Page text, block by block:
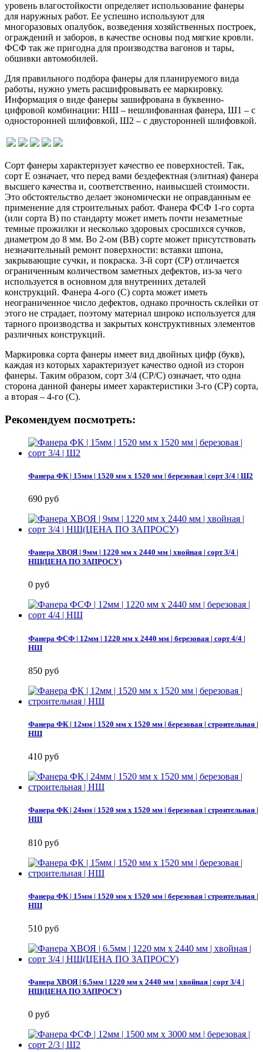
уровень влагостойкости определяет использование фанеры
для наружных работ. Ее успешно используют для
многоразовых опалубок, возведения хозяйственных построек,
ограждений и заборов, в качестве основы под мягкие кровли.
ФСФ так же пригодна для производства вагонов и тары,
обшивки автомобилей.
Для правильного подбора фанеры для планируемого вида
работы, нужно уметь расшифровывать ее маркировку.
Информация о виде фанеры зашифрована в буквенно-
цифровой комбинации: НШ – нешлифованная фанера, Ш1 – с
односторонней шлифовкой, Ш2 – с двусторонней шлифовкой.
Сорт фанеры характеризует качество ее поверхностей. Так,
сорт Е означает, что перед вами бездефектная (элитная) фанера
высшего качества и, соответственно, наивысшей стоимости.
Это обстоятельство делает экономически не оправданным ее
применение для строительных работ. Фанера ФСФ 1-го сорта
(или сорта В) по стандарту может иметь почти незаметные
темные прожилки и несколько здоровых сросшихся сучков,
диаметром до 8 мм. Во 2-ом (ВВ) сорте может присутствовать
незначительный ремонт поверхности: вставки шпона,
закрывающие сучки, и покраска. 3-й сорт (СР) отличается
ограниченным количеством заметных дефектов, из-за чего
используется в основном для внутренних деталей
конструкций. Фанера 4-ого (С) сорта может иметь
неограниченное число дефектов, однако прочность склейки от
этого не страдает, поэтому материал широко используется для
тарного производства и закрытых конструктивных элементов
различных конструкций.
Маркировка сорта фанеры имеет вид двойных цифр (букв),
каждая из которых характеризует качество одной из сторон
фанеры. Таким образом, сорт 3/4 (СР/С) означает, что одна
сторона данной фанеры имеет характеристики 3-го (СР) сорта,
а вторая – 4-го (С).
Рекомендуем посмотреть:
Фанера ФК | 15мм | 1520 мм х 1520 мм | березовая | сорт 3/4 | Ш2
690 руб
Фанера ХВОЯ | 9мм | 1220 мм х 2440 мм | хвойная | сорт 3/4 |
НШ(ЦЕНА ПО ЗАПРОСУ)
0 руб
Фанера ФСФ | 12мм | 1220 мм х 2440 мм | березовая | сорт 4/4 |
НШ
850 руб
Фанера ФК | 12мм | 1520 мм х 1520 мм | березовая | строительная |
НШ
410 руб
Фанера ФК | 24мм | 1520 мм х 1520 мм | березовая | строительная |
НШ
810 руб
Фанера ФК | 15мм | 1520 мм х 1520 мм | березовая | строительная |
НШ
510 руб
Фанера ХВОЯ | 6.5мм | 1220 мм х 2440 мм | хвойная | сорт 3/4 |
НШ(ЦЕНА ПО ЗАПРОСУ)
0 руб